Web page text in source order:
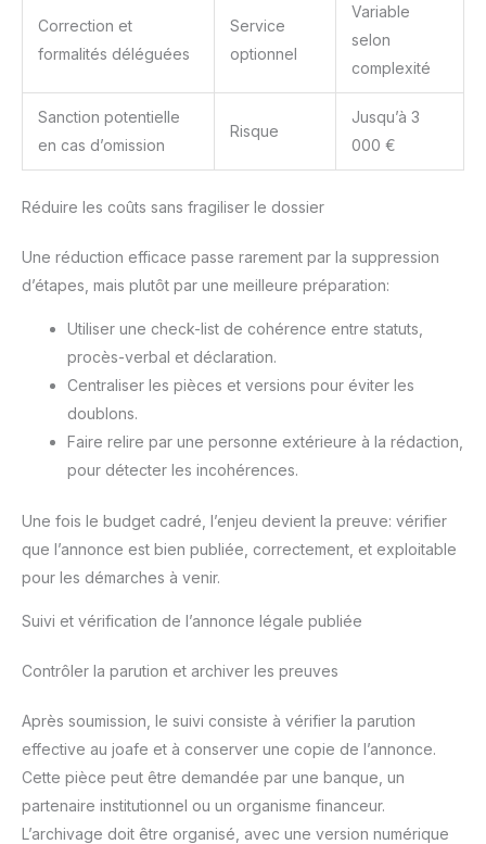
Correction et
formalités déléguées
Service
optionnel
Variable
selon
complexité
Sanction potentielle
en cas d’omission
Risque
Jusqu’à 3
000 €
Réduire les coûts sans fragiliser le dossier
Une réduction efficace passe rarement par la suppression
d’étapes, mais plutôt par une meilleure préparation:
Utiliser une check-list de cohérence entre statuts,
procès-verbal et déclaration.
Centraliser les pièces et versions pour éviter les
doublons.
Faire relire par une personne extérieure à la rédaction,
pour détecter les incohérences.
Une fois le budget cadré, l’enjeu devient la preuve: vérifier
que l’annonce est bien publiée, correctement, et exploitable
pour les démarches à venir.
Suivi et vérification de l’annonce légale publiée
Contrôler la parution et archiver les preuves
Après soumission, le suivi consiste à vérifier la parution
effective au joafe et à conserver une copie de l’annonce.
Cette pièce peut être demandée par une banque, un
partenaire institutionnel ou un organisme financeur.
L’archivage doit être organisé, avec une version numérique